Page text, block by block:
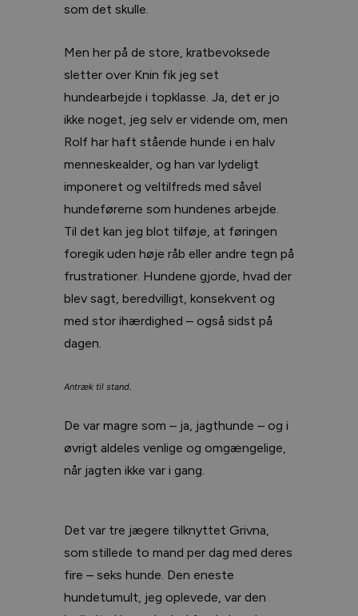
som det skulle.
Men her på de store, kratbevoksede
sletter over Knin fik jeg set
hundearbejde i topklasse. Ja, det er jo
ikke noget, jeg selv er vidende om, men
Rolf har haft stående hunde i en halv
menneskealder, og han var lydeligt
imponeret og veltilfreds med såvel
hundeførerne som hundenes arbejde.
Til det kan jeg blot tilføje, at føringen
foregik uden høje råb eller andre tegn på
frustrationer. Hundene gjorde, hvad der
blev sagt, beredvilligt, konsekvent og
med stor ihærdighed – også sidst på
dagen.
Antræk til stand.
De var magre som – ja, jagthunde – og i
øvrigt aldeles venlige og omgængelige,
når jagten ikke var i gang.
Det var tre jægere tilknyttet Grivna,
som stillede to mand per dag med deres
fire – seks hunde. Den eneste
hundetumult, jeg oplevede, var den